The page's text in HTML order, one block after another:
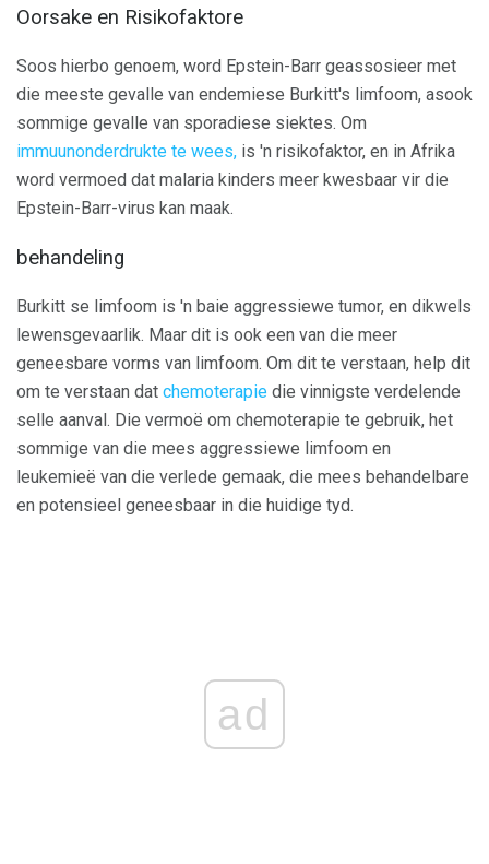
Oorsake en Risikofaktore
Soos hierbo genoem, word Epstein-Barr geassosieer met
die meeste gevalle van endemiese Burkitt's limfoom, asook
sommige gevalle van sporadiese siektes. Om
immuunonderdrukte te wees, is 'n risikofaktor, en in Afrika
word vermoed dat malaria kinders meer kwesbaar vir die
Epstein-Barr-virus kan maak.
behandeling
Burkitt se limfoom is 'n baie aggressiewe tumor, en dikwels
lewensgevaarlik. Maar dit is ook een van die meer
geneesbare vorms van limfoom. Om dit te verstaan, help dit
om te verstaan ​​dat chemoterapie die vinnigste verdelende
selle aanval. Die vermoë om chemoterapie te gebruik, het
sommige van die mees aggressiewe limfoom en
leukemieë van die verlede gemaak, die mees behandelbare
en potensieel geneesbaar in die huidige tyd.
ad